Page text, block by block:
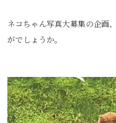
ネコちゃん写真大募集の企画
がでしょうか。